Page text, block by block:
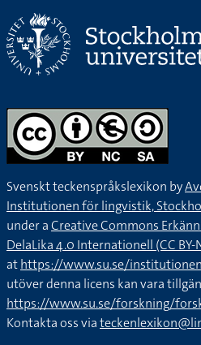
Svenskt teckenspråkslexikon by
Institutionen för lingvistik,
under aCreative Commons
DelaLika 4.0 Internationell (CC BY-
athttps://www.su.se/
utöver denna licens kan vara
https://www.su.se/forskning/
Kontakta oss via